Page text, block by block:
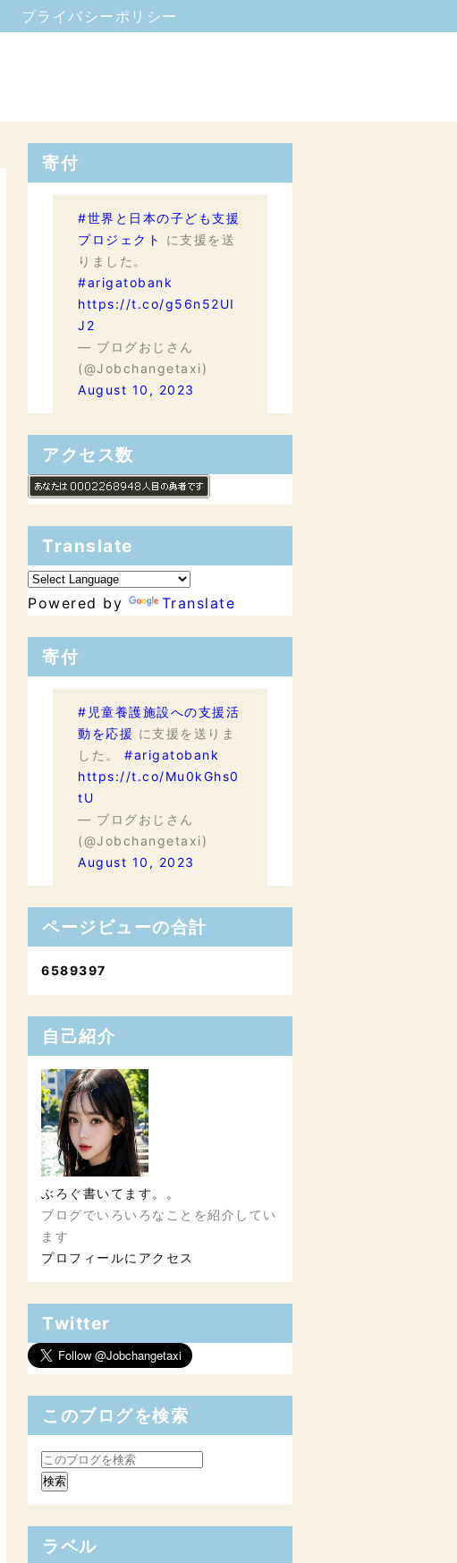
プライバシーポリシー
寄付
#世界と日本の子ども支援
プロジェクト
に支援を送
りました。
#arigatobank
https://t.co/g56n52UI
J2
— ブログおじさん
(@Jobchangetaxi)
August 10, 2023
アクセス数
Translate
Powered by Translate
寄付
#児童養護施設への支援活
動を応援 に支援を送りま
した。 #arigatobank
https://t.co/Mu0kGhs0
tU
— ブログおじさん
(@Jobchangetaxi)
August 10, 2023
ページビューの合計
6589397
自己紹介
ぶろぐ書いてます。。
ブログでいろいろなことを紹介してい
ます
プロフィールにアクセス
Twitter
このブログを検索
ラベル